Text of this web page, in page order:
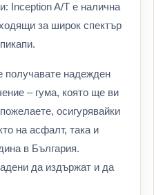
Inception A/T е налична
за широк спектър
получавате надежден
– гума, която ще ви
осигурявайки
на асфалт, така и
в България.
да издържат и да